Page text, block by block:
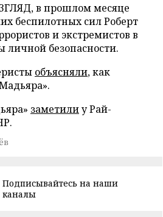
в прошлом месяце
беспилотных сил Роберт
и экстремистов в
личной безопасности.
объясняли, как
заметилиу Рай-
Подписывайтесь на наши
каналы